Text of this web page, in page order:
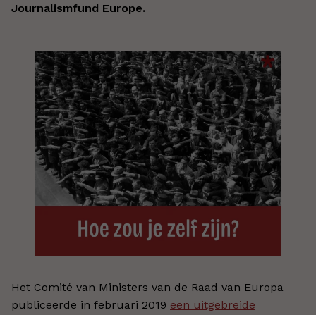
Journalismfund Europe.
Het Comité van Ministers van de Raad van Europa
publiceerde in februari 2019 een uitgebreide